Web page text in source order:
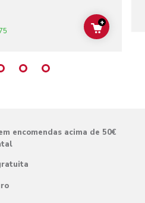
ADD TO
+
encomendas acima de 50€